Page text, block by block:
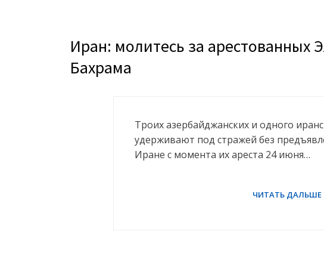
Иран: молитесь за арестованных
Бахрама
Троих азербайджанских и одного
удерживают под стражей без
Иране с момента их ареста 24 июня…